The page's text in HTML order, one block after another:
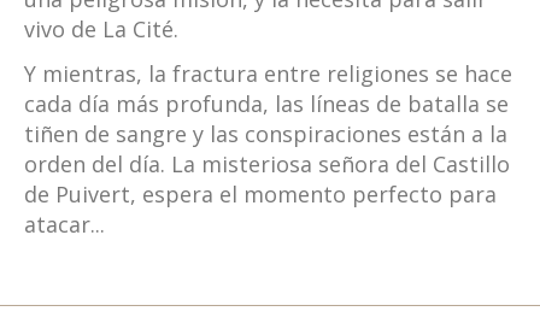
vivo de La Cité.
Y mientras, la fractura entre religiones se hace
cada día más profunda, las líneas de batalla se
tiñen de sangre y las conspiraciones están a la
orden del día. La misteriosa señora del Castillo
de Puivert, espera el momento perfecto para
atacar...